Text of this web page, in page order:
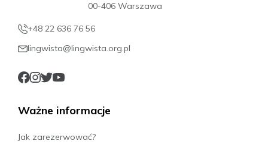
26.09.2026 - 10.10.2026
2049 PLN
26.09.2026 - 03.10.2026
00-406 Warszawa
+48 22 636 76 56
lingwista@lingwista.org.pl
Ważne informacje
Jak zarezerwować?